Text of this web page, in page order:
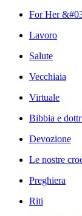
For Her
Lavoro
Salute
Vecchiaia
Virtuale
Bibbia e
Devozione
Le nostre
Preghiera
Riti